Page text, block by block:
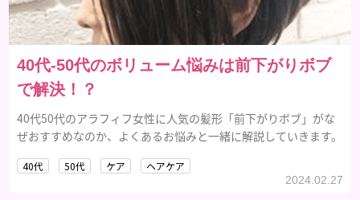
40代-50代のボリューム悩みは前下がりボブ
で解決！？
40代50代のアラフィフ女性に人気の髪形「前下がりボブ」がな
ぜおすすめなのか、よくあるお悩みと一緒に解説していきます。
40代 50代 ケア ヘアケア
2024.02.27